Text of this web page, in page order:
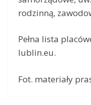
rodzinną,
Pełna lista
lublin.eu.
Fot. materiały